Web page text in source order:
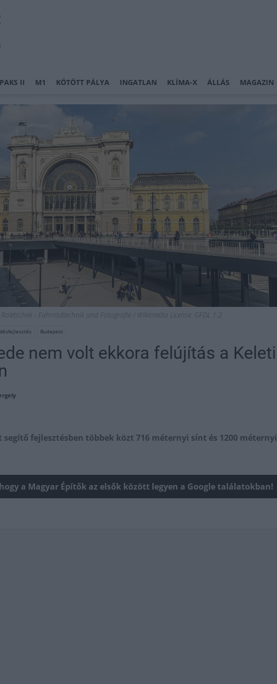
PAKS II M1 KÖTÖTT PÁLYA INGATLAN KLÍMA-X ÁLLÁS MAGAZIN
- Fahrradtechnik und Fotografie / Wikimedia License: GFDL 1.2
Budapest
nem volt ekkora felújítás a Keleti
fejlesztésben többek közt 716 méternyi sínt és 1200 méternyi
a Magyar Építők az elsők között legyen a Google találatokban!